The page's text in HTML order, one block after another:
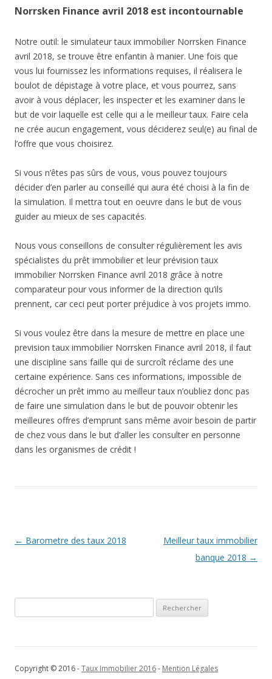
Norrsken Finance avril 2018 est incontournable
Notre outil: le simulateur taux immobilier Norrsken Finance
avril 2018, se trouve être enfantin à manier. Une fois que
vous lui fournissez les informations requises, il réalisera le
boulot de dépistage à votre place, et vous pourrez, sans
avoir à vous déplacer, les inspecter et les examiner dans le
but de voir laquelle est celle qui a le meilleur taux. Faire cela
ne crée aucun engagement, vous déciderez seul(e) au final de
l’offre que vous choisirez.
Si vous n’êtes pas sûrs de vous, vous pouvez toujours
décider d’en parler au conseillé qui aura été choisi à la fin de
la simulation. Il mettra tout en oeuvre dans le but de vous
guider au mieux de ses capacités.
Nous vous conseillons de consulter régulièrement les avis
spécialistes du prêt immobilier et leur prévision taux
immobilier Norrsken Finance avril 2018 grâce à notre
comparateur pour vous informer de la direction qu’ils
prennent, car ceci peut porter préjudice à vos projets immo.
Si vous voulez être dans la mesure de mettre en place une
prevision taux immobilier Norrsken Finance avril 2018, il faut
une discipline sans faille qui de surcroît réclame des une
certaine expérience. Sans ces informations, impossible de
décrocher un prêt immo au meilleur taux n’oubliez donc pas
de faire une simulation dans le but de pouvoir obtenir les
meilleures offres d’emprunt sans même avoir besoin de partir
de chez vous dans le but d’aller les consulter en personne
dans les organismes de crédit !
Navigation
← Barometre des taux 2018
Meilleur taux immobilier
banque 2018 →
Copyright © 2016 -Taux Immobilier 2016- Mention Légales